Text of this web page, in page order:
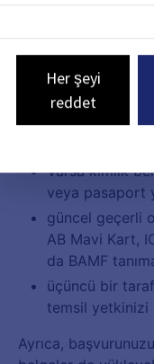
Her şeyi
reddet